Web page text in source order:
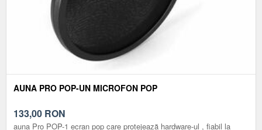
AUNA PRO POP-UN MICROFON POP
133,00 RON
auna Pro POP-1 ecran pop care protejează hardware-ul , fiabil la